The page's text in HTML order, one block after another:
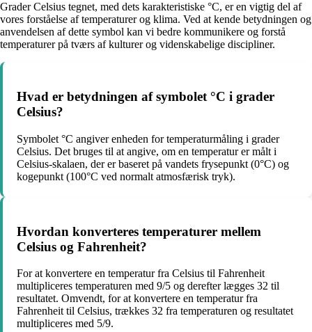
Grader Celsius tegnet, med dets karakteristiske °C, er en vigtig del af
vores forståelse af temperaturer og klima. Ved at kende betydningen og
anvendelsen af dette symbol kan vi bedre kommunikere og forstå
temperaturer på tværs af kulturer og videnskabelige discipliner.
Hvad er betydningen af symbolet °C i grader
Celsius?
Symbolet °C angiver enheden for temperaturmåling i grader
Celsius. Det bruges til at angive, om en temperatur er målt i
Celsius-skalaen, der er baseret på vandets frysepunkt (0°C) og
kogepunkt (100°C ved normalt atmosfærisk tryk).
Hvordan konverteres temperaturer mellem
Celsius og Fahrenheit?
For at konvertere en temperatur fra Celsius til Fahrenheit
multipliceres temperaturen med 9/5 og derefter lægges 32 til
resultatet. Omvendt, for at konvertere en temperatur fra
Fahrenheit til Celsius, trækkes 32 fra temperaturen og resultatet
multipliceres med 5/9.